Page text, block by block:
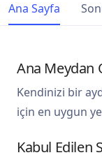
Ana Sayfa
Ana Meydan
Kendinizi bir
için en uygun
Kabul Edilen